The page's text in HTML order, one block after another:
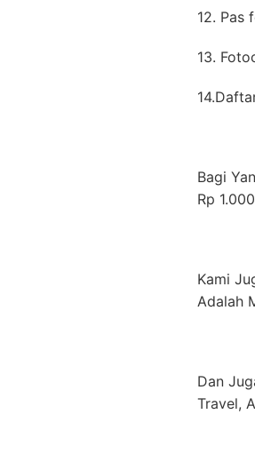
12. Pas
13.
Bagi
Rp
Kami
Adalah
Dan
Travel,